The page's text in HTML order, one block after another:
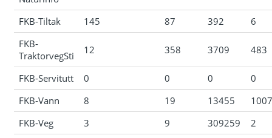
FKB-Tiltak
145 87 392
6
FKB-
TraktorvegSti
12 358 3709 483
FKB-Servitutt 0 0 0
0
FKB-Vann
8 19 13455
1007
FKB-Veg
3 9 309259 2